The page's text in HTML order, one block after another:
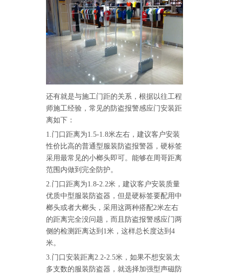
还有就是与施工门距的关系，根据以往工程
师施工经验，常见的防盗报警感应门安装距
离如下：
1.门口距离为1.5-1.8米左右，建议客户安装
性价比高的普通型服装防盗报警器，硬标签
采用最常见的小榔头即可。能够在周哥距离
范围内做到完全防护。
2.门口距离为1.8-2.2米，建议客户安装质量
优质中型服装防盗器，但是硬标签要配用中
榔头或者大榔头，采用这两种搭配2米左右
的距离完全没问题，而且防盗报警感应门两
侧的检测距离达到1米，这样总长度达到4
米。
3.门口安装距离2.2-2.5米，如果不想安装太
多支数的服装防盗器，就选择加强型声磁防